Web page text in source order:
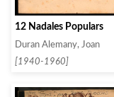
12 Nadales Populars
Duran Alemany, Joan
[1940-1960]